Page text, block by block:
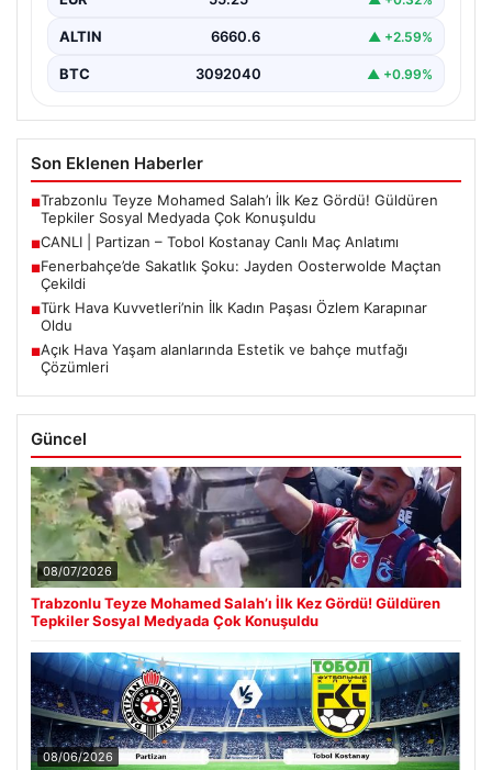
ALTIN 6660.6 ▲ +2.59%
BTC 3092040 ▲ +0.99%
Son Eklenen Haberler
■Trabzonlu Teyze Mohamed Salah’ı İlk Kez Gördü! Güldüren
Tepkiler Sosyal Medyada Çok Konuşuldu
■CANLI | Partizan – Tobol Kostanay Canlı Maç Anlatımı
■Fenerbahçe’de Sakatlık Şoku: Jayden Oosterwolde Maçtan
Çekildi
■Türk Hava Kuvvetleri’nin İlk Kadın Paşası Özlem Karapınar
Oldu
■Açık Hava Yaşam alanlarında Estetik ve bahçe mutfağı
Çözümleri
Güncel
08/07/2026
Trabzonlu Teyze Mohamed Salah’ı İlk Kez Gördü! Güldüren
Tepkiler Sosyal Medyada Çok Konuşuldu
08/06/2026